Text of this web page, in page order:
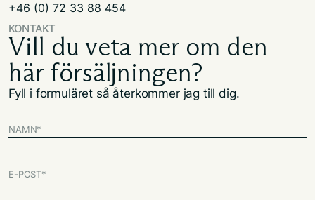
+46 (0) 72 33 88 454
KONTAKT
Vill du veta mer om den
här försäljningen?
Fyll i formuläret så återkommer jag till dig.
NAMN*
E-POST*